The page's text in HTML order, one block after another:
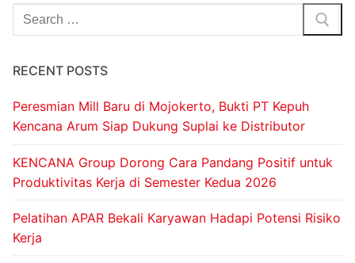
RECENT POSTS
Peresmian Mill Baru di Mojokerto, Bukti PT Kepuh
Kencana Arum Siap Dukung Suplai ke Distributor
KENCANA Group Dorong Cara Pandang Positif untuk
Produktivitas Kerja di Semester Kedua 2026
Pelatihan APAR Bekali Karyawan Hadapi Potensi Risiko
Kerja